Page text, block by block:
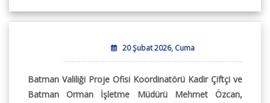
20 Şubat 2026, Cuma
Batman Valiliği Proje Ofisi Koordinatörü Kadir Çiftçi ve
Batman Orman İşletme Müdürü Mehmet Özcan,